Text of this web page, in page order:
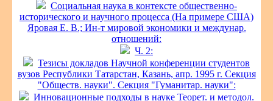
Социальная наука в контексте общественно-
исторического и научного процесса (На примере США)
Яровая Е. В.; Ин-т мировой экономики и междунар.
отношений:
Ч. 2:
Тезисы докладов Научной конференции студентов
вузов Республики Татарстан, Казань, апр. 1995 г. Секция
"Обществ. науки". Секция "Гуманитар. науки":
Инновационные подходы в науке Теорет. и методол.